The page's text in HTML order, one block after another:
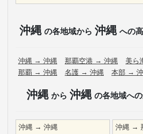
沖縄 の各地域から 沖縄 への
沖縄 → 沖縄 那覇空港 → 沖縄 美ら
那覇 → 沖縄 名護 → 沖縄 本部 →
沖縄 から 沖縄 の各地域へ
沖縄 → 沖縄 沖縄 →